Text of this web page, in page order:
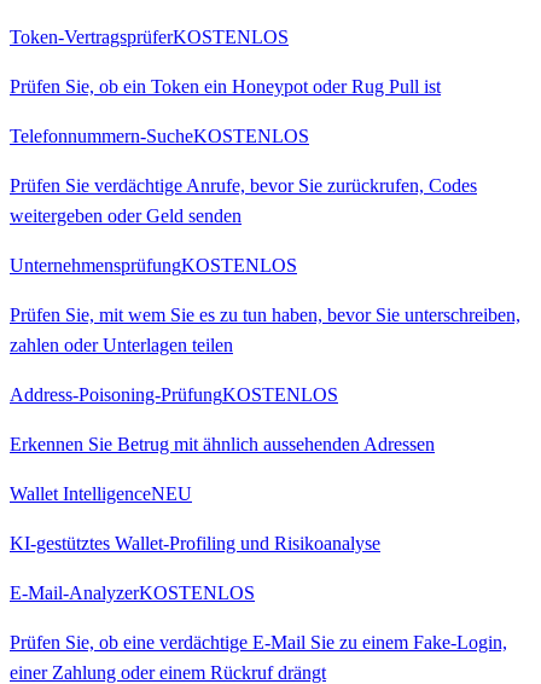
Token-VertragsprüferKOSTENLOS
Prüfen Sie, ob ein Token ein Honeypot oder Rug Pull ist
Telefonnummern-SucheKOSTENLOS
Prüfen Sie verdächtige Anrufe, bevor Sie zurückrufen, Codes
weitergeben oder Geld senden
UnternehmensprüfungKOSTENLOS
Prüfen Sie, mit wem Sie es zu tun haben, bevor Sie unterschreiben,
zahlen oder Unterlagen teilen
Address-Poisoning-PrüfungKOSTENLOS
Erkennen Sie Betrug mit ähnlich aussehenden Adressen
Wallet IntelligenceNEU
KI-gestütztes Wallet-Profiling und Risikoanalyse
E-Mail-AnalyzerKOSTENLOS
Prüfen Sie, ob eine verdächtige E-Mail Sie zu einem Fake-Login,
einer Zahlung oder einem Rückruf drängt